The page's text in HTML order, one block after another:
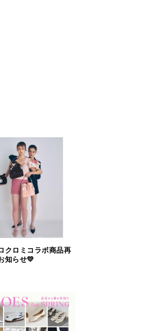
クロミコラボ商品再
知らせ💛